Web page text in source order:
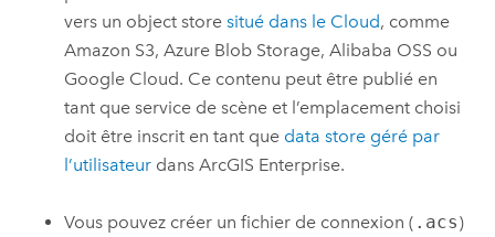
vers un object storesitué dans le Cloud, comme
Amazon S3,Azure Blob Storage,Alibaba OSS ou
Google Cloud. Ce contenu peut être publié en
tant que service de scène et l’emplacement choisi
doit être inscrit en tant que data store géré par
l’utilisateur dansArcGIS Enterprise.
Vous pouvez créer un fichier de connexion ( .acs)